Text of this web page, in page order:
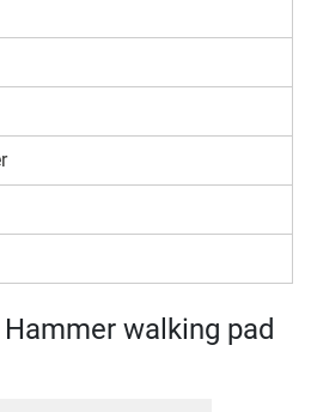
walking pad